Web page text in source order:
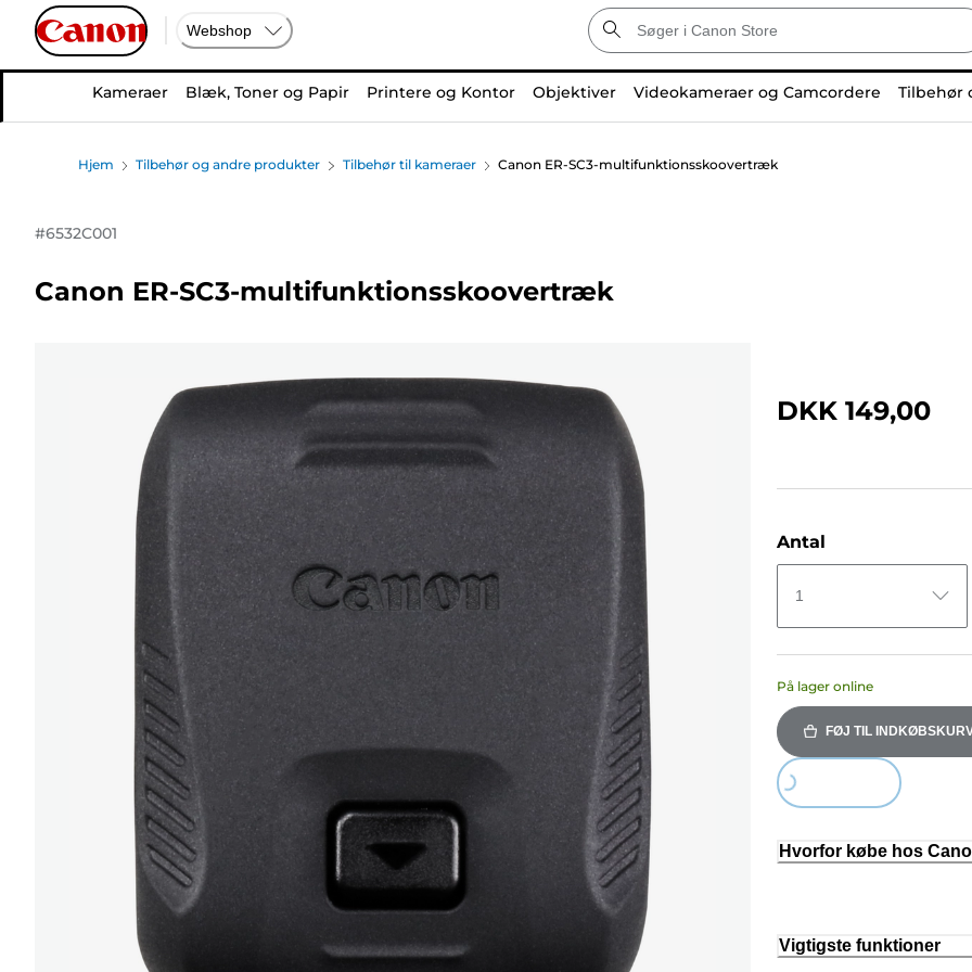
Webshop
Kameraer Blæk, Toner og Papir Printere og Kontor Objektiver Videokameraer og Camcordere Tilbehør
Hjem Tilbehør og andre produkter Tilbehør til kameraer Canon ER-SC3-multifunktionsskoovertræk
#6532C001
Canon ER-SC3-multifunktionsskoovertræk
DKK 149,00
Antal
1
På lager online
FØJ TIL
Loading...
Hvorfor købe hos
Vigtigste funktioner